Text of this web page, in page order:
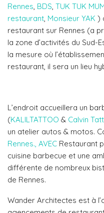
Rennes, BDS, TUK TUK
restaurant, Monsieur YAK )
restaurant sur Rennes (a
la zone d’activités du Sud-
la mesure où
restaurant, il sera un lieu
L’endroit accueillera un
(KALILTATTOO & Calvin
un atelier autos & motos.
Rennes., AVEC Restaurant
cuisine barbecue et une
différente de nombreux
de Rennes.
Wander Architectes est à